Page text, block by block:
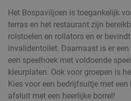
Het Bospaviljoen is toegankelijk
terras en het restaurant zijn
rolstoelen en rollators en er
invalidentoilet. Daarnaast is er
een speelhoek met voldoende
kleurplaten. Ook voor groepen is
Kies voor een bedrijfsuitje met
afsluit met een heerlijke borrel!